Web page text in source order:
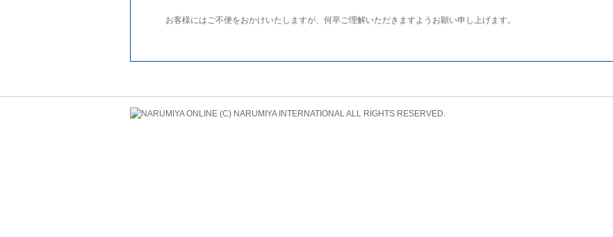
お客様にはご不便をおかけいたしますが、何卒ご理解いただきますようお願い申し上げます。